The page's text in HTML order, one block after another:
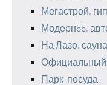
Мегастрой,
Модерн55,
На Лазо, сауна
Официальный
Парк-посуда